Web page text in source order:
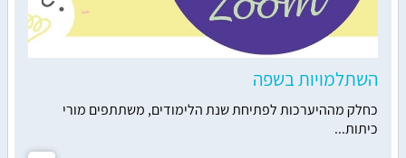
השתלמויות בשפה
כחלק מההיערכות לפתיחת שנת הלימודים, משתתפים מורי
כיתות...